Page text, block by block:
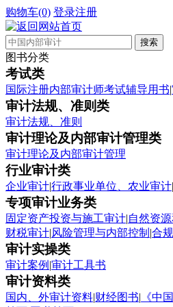
购物车(0) 登录注册
图书分类
考试类
国际注册内部审计师考试辅导用书|
审计法规、准则类
审计法规、准则
审计理论及内部审计管理类
审计理论及内部审计管理
行业审计类
企业审计|行政事业单位、农业审计|
专项审计业务类
固定资产投资与施工审计|自然资
财税审计|风险管理与内部控制 |合
审计实操类
审计案例 |审计工具书
审计资料类
国内、外审计资料|财经图书| 《中